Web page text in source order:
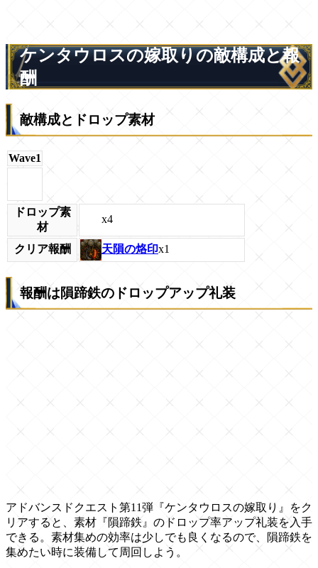
ケンタウロスの嫁取りの敵構成と報
酬
敵構成とドロップ素材
Wave1
ドロップ素
材
x4
クリア報酬 天隕の烙印x1
報酬は隕蹄鉄のドロップアップ礼装
アドバンスドクエスト第11弾『ケンタウロスの嫁取り』をク
リアすると、素材『隕蹄鉄』のドロップ率アップ礼装を入手
できる。素材集めの効率は少しでも良くなるので、隕蹄鉄を
集めたい時に装備して周回しよう。